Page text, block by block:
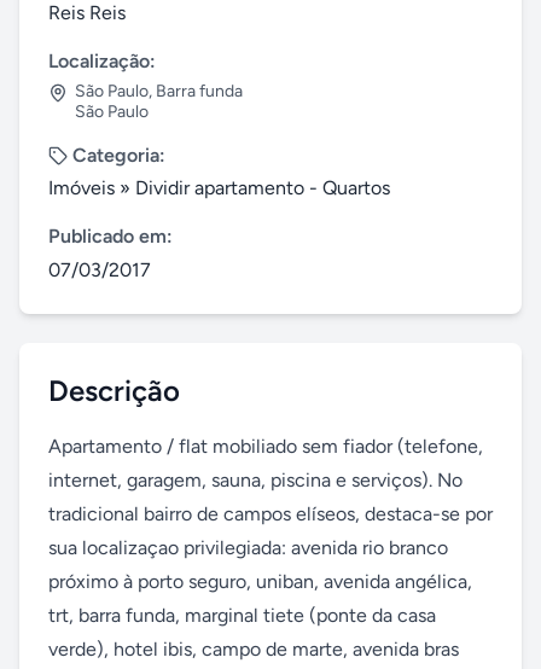
Reis Reis
Localização:
São Paulo, Barra funda
São Paulo
Categoria:
Imóveis » Dividir apartamento - Quartos
Publicado em:
07/03/2017
Descrição
Apartamento / flat mobiliado sem fiador (telefone,
internet, garagem, sauna, piscina e serviços). No
tradicional bairro de campos elíseos, destaca-se por
sua localizaçao privilegiada: avenida rio branco
próximo à porto seguro, uniban, avenida angélica,
trt, barra funda, marginal tiete (ponte da casa
verde), hotel ibis, campo de marte, avenida bras